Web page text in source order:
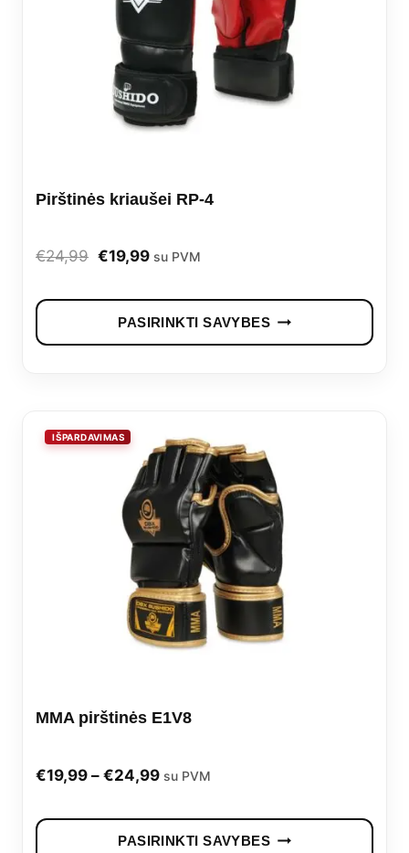
Pirštinės kriaušei RP-4
€24,99 Original
was:
€24,99.
€19,99Current
is:
€19,99.
su PVM
PASIRINKTI SAVYBES
This
MMA pirštinės E1V8
€19,99 – €24,99Price
€19,99
su PVM
PASIRINKTI SAVYBES
This